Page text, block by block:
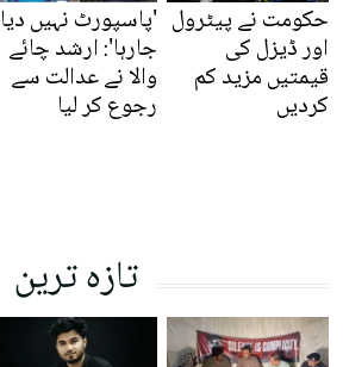
حکومت نے پیٹرول
اور ڈیزل کی
قیمتیں مزید کم
کردیں
'پاسپورٹ نہیں دیا
جارہا': ارشد چائے
والا نے عدالت سے
رجوع کر لیا
تازہ ترین